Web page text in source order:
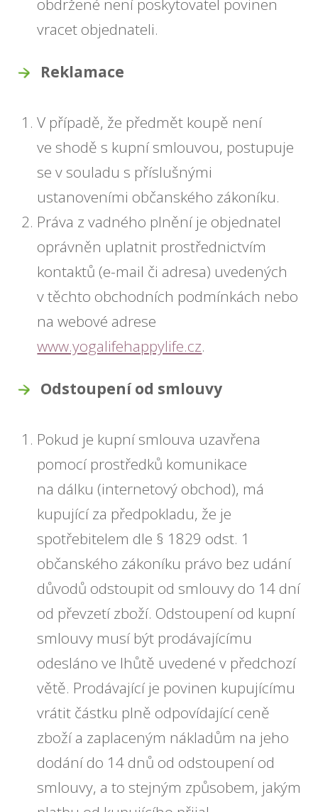
obdržené není poskytovatel povinen
vracet objednateli.
Reklamace
V případě, že předmět koupě není
ve shodě s kupní smlouvou, postupuje
se v souladu s příslušnými
ustanoveními občanského zákoníku.
Práva z vadného plnění je objednatel
oprávněn uplatnit prostřednictvím
kontaktů (e-mail či adresa) uvedených
v těchto obchodních podmínkách nebo
na webové adrese
www.yogalifehappylife.cz.
Odstoupení od smlouvy
Pokud je kupní smlouva uzavřena
pomocí prostředků komunikace
na dálku (internetový obchod), má
kupující za předpokladu, že je
spotřebitelem dle § 1829 odst. 1
občanského zákoníku právo bez udání
důvodů odstoupit od smlouvy do 14 dní
od převzetí zboží. Odstoupení od kupní
smlouvy musí být prodávajícímu
odesláno ve lhůtě uvedené v předchozí
větě. Prodávající je povinen kupujícímu
vrátit částku plně odpovídající ceně
zboží a zaplaceným nákladům na jeho
dodání do 14 dnů od odstoupení od
smlouvy, a to stejným způsobem, jakým